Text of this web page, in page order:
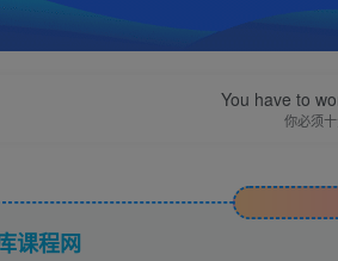
You have to
你必须
课程网